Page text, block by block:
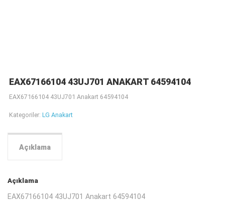
EAX67166104 43UJ701 ANAKART 64594104
EAX67166104 43UJ701 Anakart 64594104
Kategoriler: LG Anakart
Açıklama
Açıklama
EAX67166104 43UJ701 Anakart 64594104